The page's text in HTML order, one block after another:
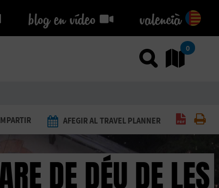
blog en vídeo
blog en vídeo valencià
Usar el
0
DE DÉU DE LES
AFEGIR AL TRAVEL PLANNER Generar